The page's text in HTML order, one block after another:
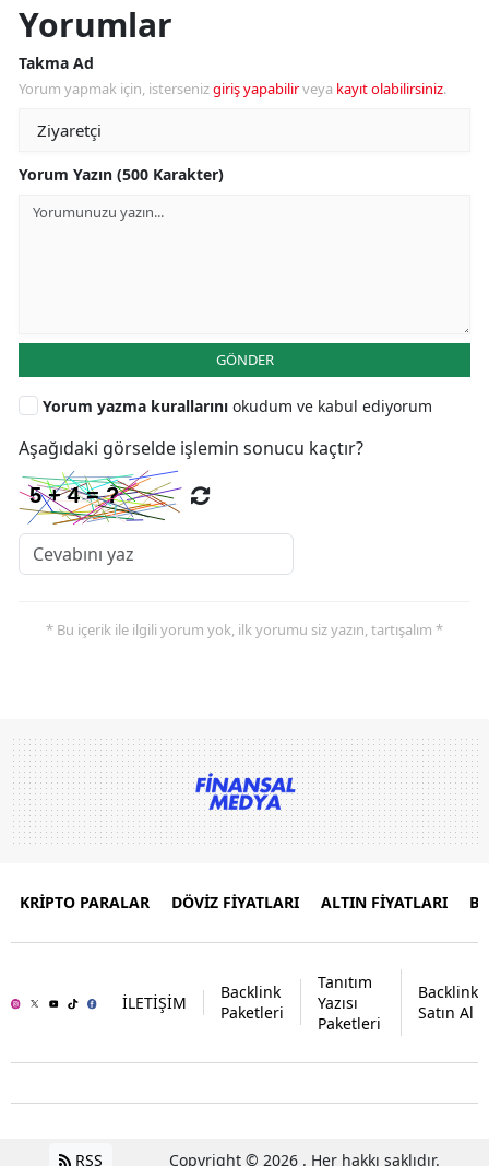
Yorumlar
Takma Ad
Yorum yapmak için, istersenizgiriş yapabilirveya kayıt olabilirsiniz.
Yorum Yazın (500 Karakter)
GÖNDER
Yorum yazma kurallarını okudum ve kabul ediyorum
Aşağıdaki görselde işlemin sonucu kaçtır?
* Bu içerik ile ilgili yorum yok, ilk yorumu siz yazın, tartışalım *
KRİPTO PARALAR DÖVİZ FİYATLARI ALTIN FİYATLARI
İLETİŞİM
Backlink
Paketleri
Tanıtım
Yazısı
Paketleri
Backlink
Satın Al
RSS Copyright © 2026 . Her hakkı saklıdır.